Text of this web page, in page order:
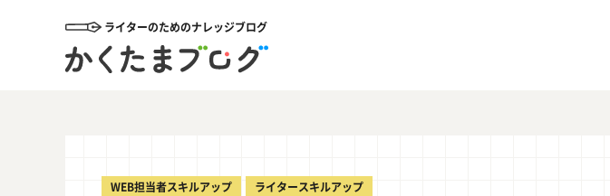
ライターのためのナレッジブログ
WEB担当者スキルアップ ライタースキルアップ